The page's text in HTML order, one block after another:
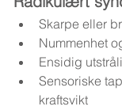
Skarpe eller
Nummenhet
Ensidig
Sensoriske
kraftsvikt